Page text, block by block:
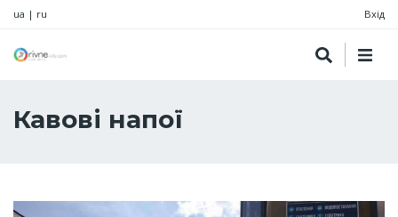
ua | ru Вхід
Кавові напої